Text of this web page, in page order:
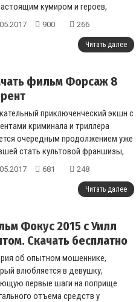
кумиром и героев,
спос... 900 266
Читать далее
фильм Форсаж 8
приключенческий экшн с
криминала и триллера
очередным продолжением уже
стать культовой франшизы,
крутым парням, ревущим
681 248
Читать далее
Фокус 2015 с Уилл
Скачать бесплатно
об опытном мошеннике,
влюбляется в девушку,
первые шаги на поприще
отъема средств у